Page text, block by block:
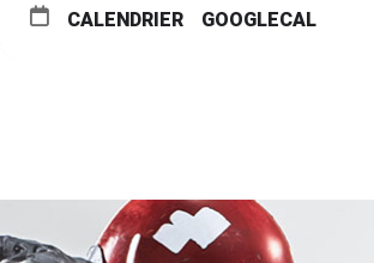
CALENDRIER GOOGLECAL